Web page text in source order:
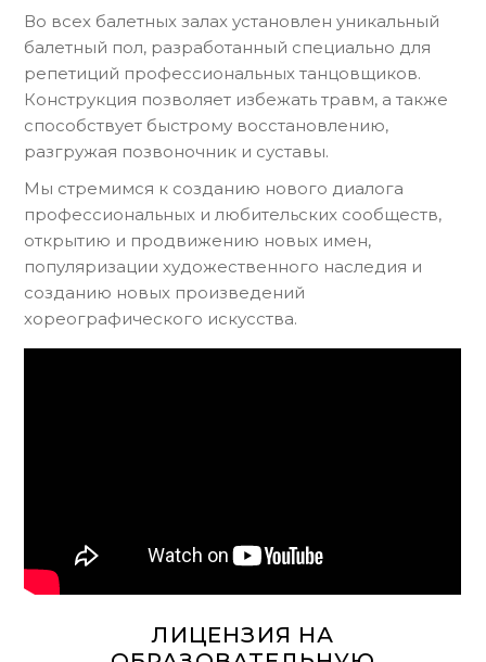
Во всех балетных залах установлен уникальный
балетный пол, разработанный специально для
репетиций профессиональных танцовщиков.
Конструкция позволяет избежать травм, а также
способствует быстрому восстановлению,
разгружая позвоночник и суставы.
Мы стремимся к созданию нового диалога
профессиональных и любительских сообществ,
открытию и продвижению новых имен,
популяризации художественного наследия и
созданию новых произведений
хореографического искусства.
ЛИЦЕНЗИЯ НА